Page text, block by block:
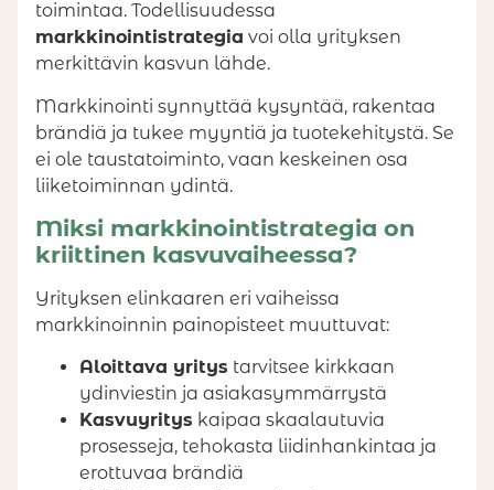
toimintaa. Todellisuudessa
markkinointistrategia voi olla yrityksen
merkittävin kasvun lähde.
Markkinointi synnyttää kysyntää, rakentaa
brändiä ja tukee myyntiä ja tuotekehitystä. Se
ei ole taustatoiminto, vaan keskeinen osa
liiketoiminnan ydintä.
Miksi markkinointistrategia on
kriittinen kasvuvaiheessa?
Yrityksen elinkaaren eri vaiheissa
markkinoinnin painopisteet muuttuvat:
Aloittava yritys tarvitsee kirkkaan
ydinviestin ja asiakasymmärrystä
Kasvuyritys kaipaa skaalautuvia
prosesseja, tehokasta liidinhankintaa ja
erottuvaa brändiä